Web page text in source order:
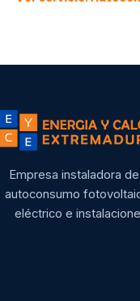
Empresa instaladora
autoconsumo
eléctrico e